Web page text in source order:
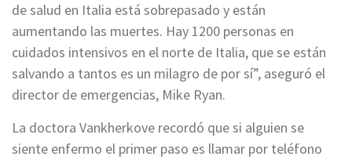
de salud en Italia está sobrepasado y están
aumentando las muertes. Hay 1200 personas en
cuidados intensivos en el norte de Italia, que se están
salvando a tantos es un milagro de por sí”, aseguró el
director de emergencias, Mike Ryan.
La doctora Vankherkove recordó que si alguien se
siente enfermo el primer paso es llamar por teléfono